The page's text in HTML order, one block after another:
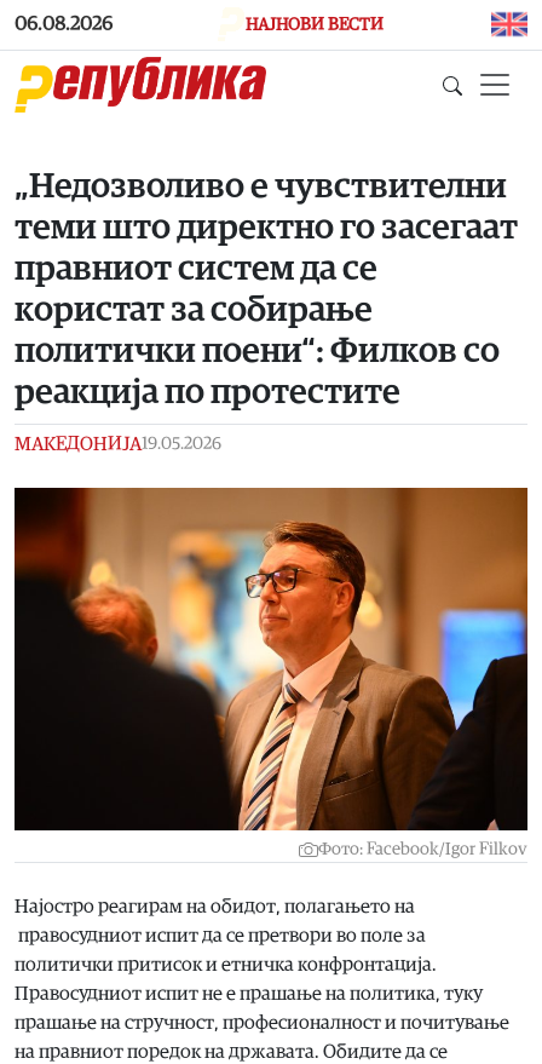
Skip to main content
06.08.2026 НАЈНОВИ ВЕСТИ
„Недозволиво е чувствителни
теми што директно го засегаат
правниот систем да се
користат за собирање
политички поени“: Филков со
реакција по протестите
МАКЕДОНИЈА19.05.2026
Фото: Facebook/Igor Filkov
Најостро реагирам на обидот, полагањето на
правосудниот испит да се претвори во поле за
политички притисок и етничка конфронтација.
Правосудниот испит не е прашање на политика, туку
прашање на стручност, професионалност и почитување
на правниот поредок на државата. Обидите да се